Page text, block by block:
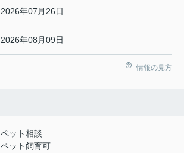
2026年07月26日
2026年08月09日
情報の見方
ペット相談
ペット飼育可